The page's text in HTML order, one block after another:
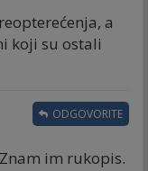
a
koji su ostali
im rukopis.
ODGOVORITE